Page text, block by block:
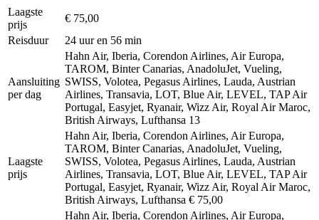
Laagste
prijs
€ 75,00
Reisduur
24 uur en 56 min
Aansluiting
per dag
Hahn Air, Iberia, Corendon Airlines, Air Europa,
TAROM, Binter Canarias, AnadoluJet, Vueling,
SWISS, Volotea, Pegasus Airlines, Lauda, Austrian
Airlines, Transavia, LOT, Blue Air, LEVEL, TAP Air
Portugal, Easyjet, Ryanair, Wizz Air, Royal Air Maroc,
British Airways, Lufthansa 13
Laagste
prijs
Hahn Air, Iberia, Corendon Airlines, Air Europa,
TAROM, Binter Canarias, AnadoluJet, Vueling,
SWISS, Volotea, Pegasus Airlines, Lauda, Austrian
Airlines, Transavia, LOT, Blue Air, LEVEL, TAP Air
Portugal, Easyjet, Ryanair, Wizz Air, Royal Air Maroc,
British Airways, Lufthansa € 75,00
Hahn Air, Iberia, Corendon Airlines, Air Europa,